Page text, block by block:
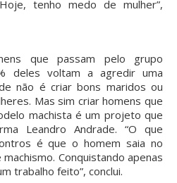
tenho medo de mulher”,
que passam pelo grupo
deles voltam a agredir uma
não é criar bons maridos ou
Mas sim criar homens que
machista é um projeto que
Leandro Andrade. “O que
é que o homem saia no
Conquistando apenas
trabalho feito”, conclui.